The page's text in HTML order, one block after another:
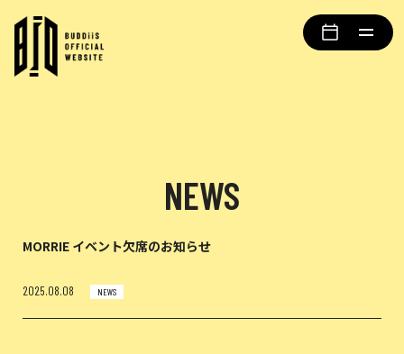
NEWS
MORRIE イベント欠席のお知らせ
2025.08.08 NEWS